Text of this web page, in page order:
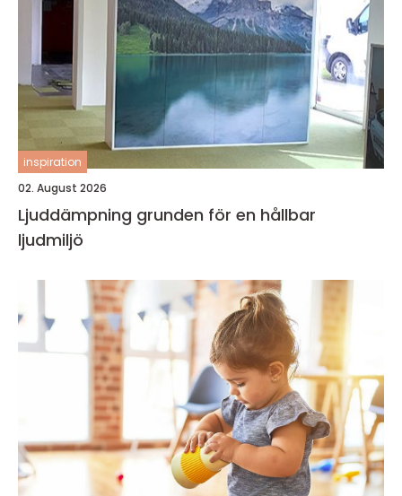
inspiration
02. August 2026
Ljuddämpning grunden för en hållbar
ljudmiljö